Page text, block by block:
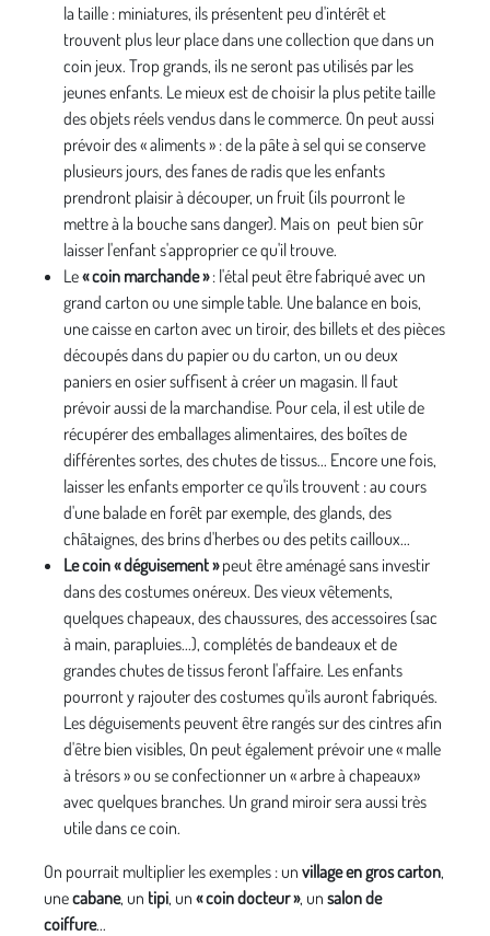
la taille : miniatures, ils présentent peu d'intérêt et
trouvent plus leur place dans une collection que dans un
coin jeux. Trop grands, ils ne seront pas utilisés par les
jeunes enfants. Le mieux est de choisir la plus petite taille
des objets réels vendus dans le commerce. On peut aussi
prévoir des « aliments » : de la pâte à sel qui se conserve
plusieurs jours, des fanes de radis que les enfants
prendront plaisir à découper, un fruit (ils pourront le
mettre à la bouche sans danger). Mais on peut bien sûr
laisser l'enfant s'approprier ce qu'il trouve.
Le« coin marchande »: l'étal peut être fabriqué avec un
grand carton ou une simple table. Une balance en bois,
une caisse en carton avec un tiroir, des billets et des pièces
découpés dans du papier ou du carton, un ou deux
paniers en osier suffisent à créer un magasin. Il faut
prévoir aussi de la marchandise. Pour cela, il est utile de
récupérer des emballages alimentaires, des boîtes de
différentes sortes, des chutes de tissus... Encore une fois,
laisser les enfants emporter ce qu'ils trouvent : au cours
d'une balade en forêt par exemple, des glands, des
châtaignes, des brins d'herbes ou des petits cailloux...
Le coin « déguisement »peut être aménagé sans investir
dans des costumes onéreux. Des vieux vêtements,
quelques chapeaux, des chaussures, des accessoires (sac
à main, parapluies...), complétés de bandeaux et de
grandes chutes de tissus feront l'affaire. Les enfants
pourront y rajouter des costumes qu'ils auront fabriqués.
Les déguisements peuvent être rangés sur des cintres afin
d'être bien visibles, On peut également prévoir une « malle
à trésors » ou se confectionner un « arbre à chapeaux»
avec quelques branches. Un grand miroir sera aussi très
utile dans ce coin.
On pourrait multiplier les exemples : un village en gros carton,
unecabane, un tipi, un « coin docteur », un salon de
coiffure...